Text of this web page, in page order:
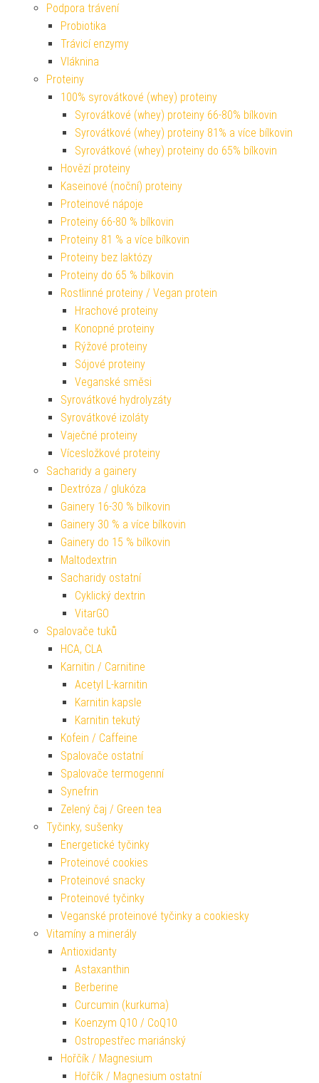
Podpora trávení
Probiotika
Trávicí enzymy
Vláknina
Proteiny
100% syrovátkové (whey) proteiny
Syrovátkové (whey) proteiny 66-80% bílkovin
Syrovátkové (whey) proteiny 81% a více bílkovin
Syrovátkové (whey) proteiny do 65% bílkovin
Hovězí proteiny
Kaseinové (noční) proteiny
Proteinové nápoje
Proteiny 66-80 % bílkovin
Proteiny 81 % a více bílkovin
Proteiny bez laktózy
Proteiny do 65 % bílkovin
Rostlinné proteiny / Vegan protein
Hrachové proteiny
Konopné proteiny
Rýžové proteiny
Sójové proteiny
Veganské směsi
Syrovátkové hydrolyzáty
Syrovátkové izoláty
Vaječné proteiny
Vícesložkové proteiny
Sacharidy a gainery
Dextróza / glukóza
Gainery 16-30 % bílkovin
Gainery 30 % a více bílkovin
Gainery do 15 % bílkovin
Maltodextrin
Sacharidy ostatní
Cyklický dextrin
VitarGO
Spalovače tuků
HCA, CLA
Karnitin / Carnitine
Acetyl L-karnitin
Karnitin kapsle
Karnitin tekutý
Kofein / Caffeine
Spalovače ostatní
Spalovače termogenní
Synefrin
Zelený čaj / Green tea
Tyčinky, sušenky
Energetické tyčinky
Proteinové cookies
Proteinové snacky
Proteinové tyčinky
Veganské proteinové tyčinky a cookiesky
Vitamíny a minerály
Antioxidanty
Astaxanthin
Berberine
Curcumin (kurkuma)
Koenzym Q10 / CoQ10
Ostropestřec mariánský
Hořčík / Magnesium
Hořčík / Magnesium ostatní